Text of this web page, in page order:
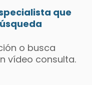
que
o busca
vídeo consulta.